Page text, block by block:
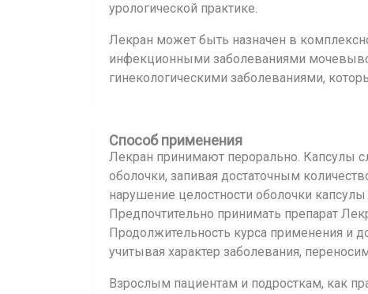
урологической практике.
Лекран может быть назначен в
инфекционными заболеваниями
гинекологическими заболеваниями,
Способ применения
Лекран принимают перорально. Капсулы
оболочки, запивая достаточным
нарушение целостности оболочки
Предпочтительно принимать препарат
Продолжительность курса применения и
учитывая характер заболевания,
Взрослым пациентам и подросткам, как